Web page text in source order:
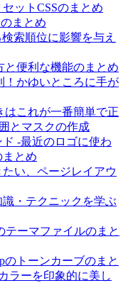
ットCSSのまとめ
まとめ
索順位に影響を与え
と便利な機能のまとめ
！かゆいところに手が
はこれが一番簡単で正
とマスクの作成
-最近のロゴに使わ
とめ
い、ページレイアウ
・テクニックを学ぶ
テーマファイルのまと
のトーンカーブのまと
ラーを印象的に美し